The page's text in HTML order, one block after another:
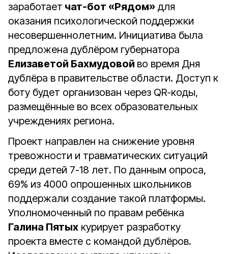
заработает чат-бот «Рядом» для
оказания психологической поддержки
несовершеннолетним. Инициатива была
предложена дублёром губернатора
Елизаветой Бахмудовой во время Дня
дублёра в правительстве области. Доступ к
боту будет организован через QR-коды,
размещённые во всех образовательных
учреждениях региона.
Проект направлен на снижение уровня
тревожности и травматических ситуаций
среди детей 7-18 лет. По данным опроса,
69% из 4000 опрошенных школьников
поддержали создание такой платформы.
Уполномоченный по правам ребёнка
Галина Пятых курирует разработку
проекта вместе с командой дублёров.